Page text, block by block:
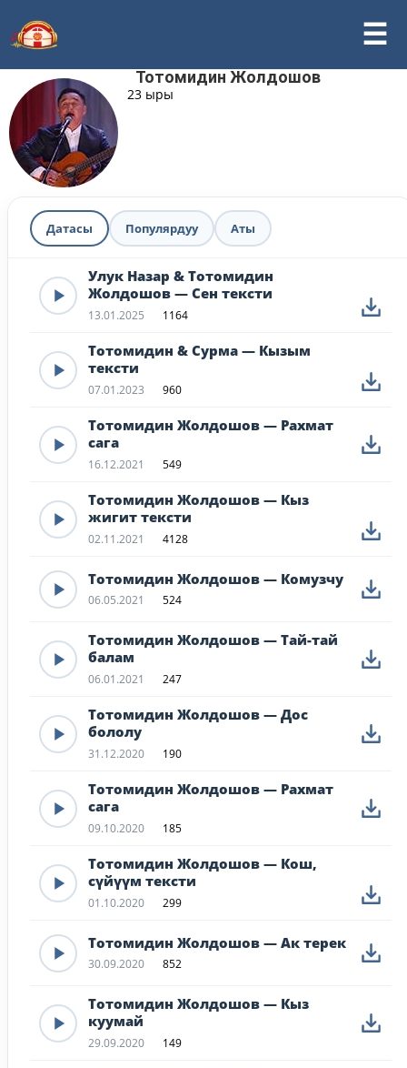
Тотомидин Жолдошов
23 ыры
Датасы Популярдуу Аты
Улук Назар & Тотомидин
Жолдошов — Сен тексти
13.01.2025 1164
Тотомидин & Сурма — Кызым
тексти
07.01.2023 960
Тотомидин Жолдошов — Рахмат
сага
16.12.2021 549
Тотомидин Жолдошов — Кыз
жигит тексти
02.11.2021 4128
Тотомидин Жолдошов — Комузчу
06.05.2021 524
Тотомидин Жолдошов — Тай-тай
балам
06.01.2021 247
Тотомидин Жолдошов — Дос
бололу
31.12.2020 190
Тотомидин Жолдошов — Рахмат
сага
09.10.2020 185
Тотомидин Жолдошов — Кош,
сүйүүм тексти
01.10.2020 299
Тотомидин Жолдошов — Ак терек
30.09.2020 852
Тотомидин Жолдошов — Кыз
куумай
29.09.2020 149